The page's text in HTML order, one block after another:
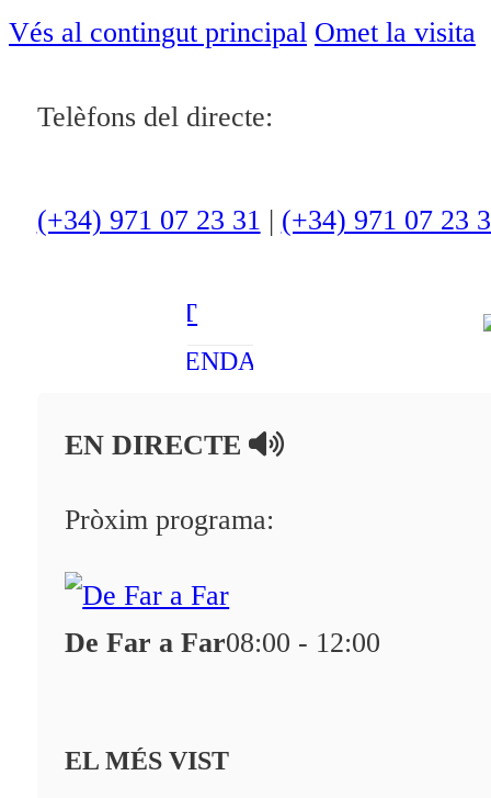
Vés al contingut principal Omet la visita
Telèfons del directe:
(+34) 971 07 23 31 | (+34) 971 07 23
ACTUALITAT
OCI
ENTREVISTES
AMBIENT
AGENDA
A la Carta
Programació
Fes-te'n soci!
EN DIRECTE
Pròxim programa:
De Far a Far08:00 - 12:00
EL MÉS VIST